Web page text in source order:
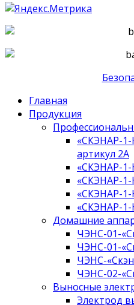
Главная
Продукция
«СКЭНАР-1-
артикул 2А
«СКЭНАР-1-
«СКЭНАР-1-
«СКЭНАР-1-
«СКЭНАР-1-
Домашние
ЧЭНС-01-
ЧЭНС-01-
ЧЭНС-
ЧЭНС-02-
Выносные
Электрод